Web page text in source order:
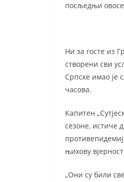
посљедњи
Ни за госте из
створени сви
Српске имао је
часова.
Капитен
сезоне, истиче
њихову
„Они су били